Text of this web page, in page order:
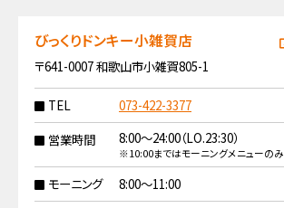
びっくりドンキー小雑賀店
〒641-0007 和歌山市小雑賀805-1
TEL
073-422-3377
営業時間
8:00〜24:00（LO.23:30）
※10:00まではモーニングメニューのみ
モーニング
8:00〜11:00